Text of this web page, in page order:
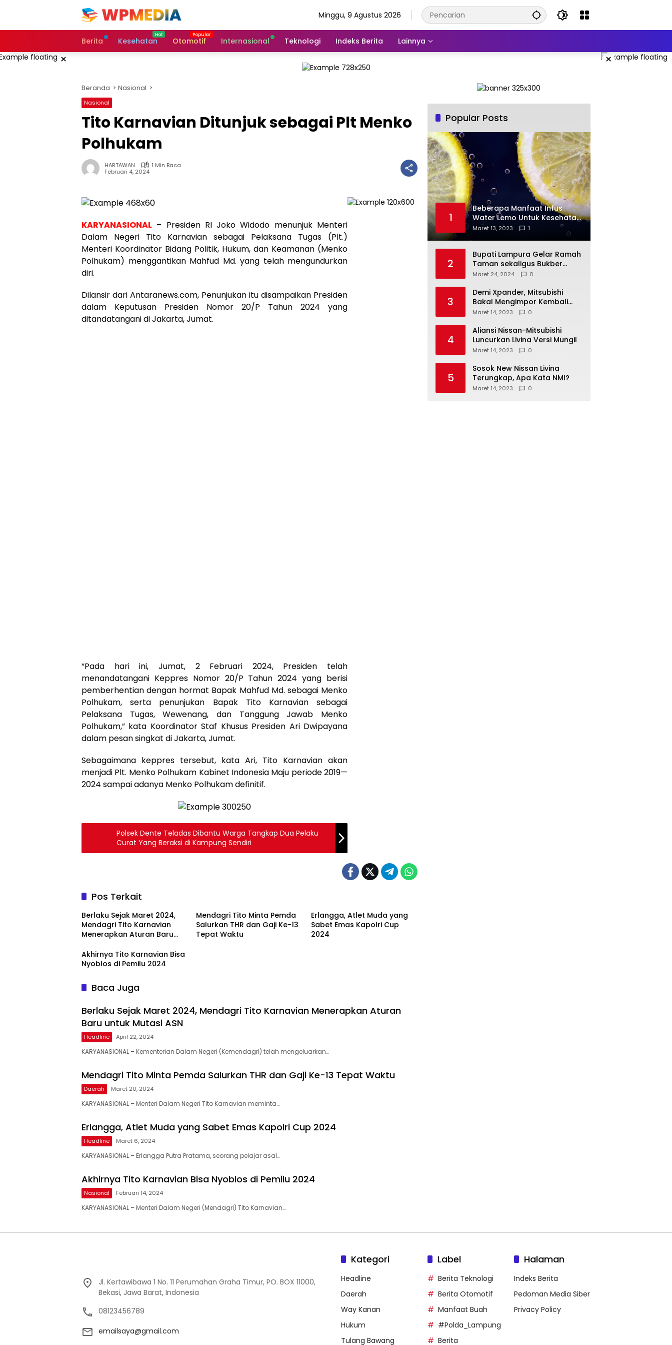
Minggu, 9 Agustus 2026
Berita Kesehatan Otomotif Internasional Teknologi Indeks Berita Lainnya
× ×
Beranda Nasional
Nasional
Tito Karnavian Ditunjuk sebagai Plt Menko
Polhukam
HARTAWAN
1 Min Baca
Februari 4, 2024
KARYANASIONAL – Presiden RI Joko Widodo menunjuk Menteri
Dalam Negeri Tito Karnavian sebagai Pelaksana Tugas (Plt.)
Menteri Koordinator Bidang Politik, Hukum, dan Keamanan (Menko
Polhukam) menggantikan Mahfud Md. yang telah mengundurkan
diri.
Dilansir dari Antaranews.com, Penunjukan itu disampaikan Presiden
dalam Keputusan Presiden Nomor 20/P Tahun 2024 yang
ditandatangani di Jakarta, Jumat.
“Pada hari ini, Jumat, 2 Februari 2024, Presiden telah
menandatangani Keppres Nomor 20/P Tahun 2024 yang berisi
pemberhentian dengan hormat Bapak Mahfud Md. sebagai Menko
Polhukam, serta penunjukan Bapak Tito Karnavian sebagai
Pelaksana Tugas, Wewenang, dan Tanggung Jawab Menko
Polhukam,” kata Koordinator Staf Khusus Presiden Ari Dwipayana
dalam pesan singkat di Jakarta, Jumat.
Sebagaimana keppres tersebut, kata Ari, Tito Karnavian akan
menjadi Plt. Menko Polhukam Kabinet Indonesia Maju periode 2019—
2024 sampai adanya Menko Polhukam definitif.
Polsek Dente Teladas Dibantu Warga Tangkap Dua Pelaku
Curat Yang Beraksi di Kampung Sendiri
Pos Terkait
Berlaku Sejak Maret 2024,
Mendagri Tito Karnavian
Menerapkan Aturan Baru
Mendagri Tito Minta Pemda
Salurkan THR dan Gaji Ke-13
Tepat Waktu
Erlangga, Atlet Muda yang
Sabet Emas Kapolri Cup
2024
Akhirnya Tito Karnavian Bisa
Nyoblos di Pemilu 2024
Baca Juga
Berlaku Sejak Maret 2024, Mendagri Tito Karnavian Menerapkan Aturan
Baru untuk Mutasi ASN
Headline April 22, 2024
KARYANASIONAL – Kementerian Dalam Negeri (Kemendagri) telah mengeluarkan…
Mendagri Tito Minta Pemda Salurkan THR dan Gaji Ke-13 Tepat Waktu
Daerah Maret 20, 2024
KARYANASIONAL – Menteri Dalam Negeri Tito Karnavian meminta…
Erlangga, Atlet Muda yang Sabet Emas Kapolri Cup 2024
Headline Maret 6, 2024
KARYANASIONAL – Erlangga Putra Pratama, seorang pelajar asal…
Akhirnya Tito Karnavian Bisa Nyoblos di Pemilu 2024
Nasional Februari 14, 2024
KARYANASIONAL – Menteri Dalam Negeri (Mendagri) Tito Karnavian…
Popular Posts
1
Beberapa Manfaat Infus
Water Lemo Untuk Kesehatan
Anda
Maret 13, 2023 1
2
Bupati Lampura Gelar Ramah
Taman sekaligus Bukber
dengan Forkopimda
Maret 24, 2024 0
3
Demi Xpander, Mitsubishi
Bakal Mengimpor Kembali
Pajero Sport
Maret 14, 2023 0
4
Aliansi Nissan-Mitsubishi
Luncurkan Livina Versi Mungil
Maret 14, 2023 0
5
Sosok New Nissan Livina
Terungkap, Apa Kata NMI?
Maret 14, 2023 0
Jl. Kertawibawa 1 No. 11 Perumahan Graha Timur, PO. BOX 11000,
Bekasi, Jawa Barat, Indonesia
08123456789
emailsaya@gmail.com
Kategori
Headline
Daerah
Way Kanan
Hukum
Tulang Bawang
Label
Berita Teknologi
Berita Otomotif
Manfaat Buah
#Polda_Lampung
Berita
Halaman
Indeks Berita
Pedoman Media Siber
Privacy Policy